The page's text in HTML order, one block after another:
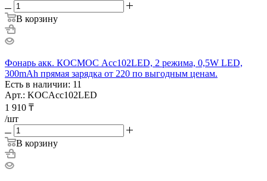
В корзину
Фонарь акк. КОСМОС Acc102LED, 2 режима, 0,5W LED,
300mAh прямая зарядка от 220 по выгодным ценам.
Есть в наличии: 11
Арт.: KOCAcc102LED
1 910 ₸
/шт
В корзину